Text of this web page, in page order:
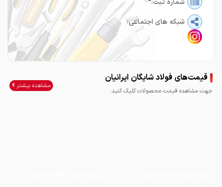
شماره ثبت:
شبکه های اجتماعی:
قیمت‌های فولاد شایگان ایرانیان
جهت مشاهده قیمت محصولات کلیک کنید.
مشاهده بیشتر